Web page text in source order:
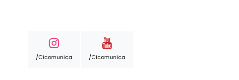
/cicomunica /cicomunica